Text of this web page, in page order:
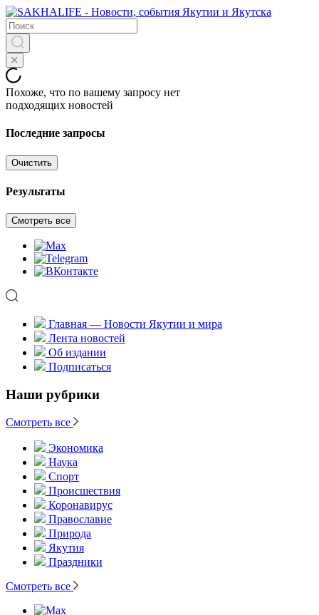
Похоже, что по вашему запросу нет
подходящих новостей
Последние запросы
Очистить
Результаты
Смотреть все
Главная — Новости Якутии и мира
Лента новостей
Об издании
Подписаться
Наши рубрики
Смотреть все
Экономика
Наука
Спорт
Происшествия
Коронавирус
Православие
Природа
Якутия
Праздники
Смотреть все